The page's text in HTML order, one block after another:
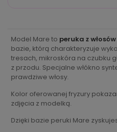
Model Mare to peruka z
bazie, którą charakteryzuje
tresach, mikroskóra na czubku
z przodu. Specjalne włókno
prawdziwe włosy.
Kolor oferowanej fryzury
zdjęcia z modelką.
Dzięki bazie peruki Mare